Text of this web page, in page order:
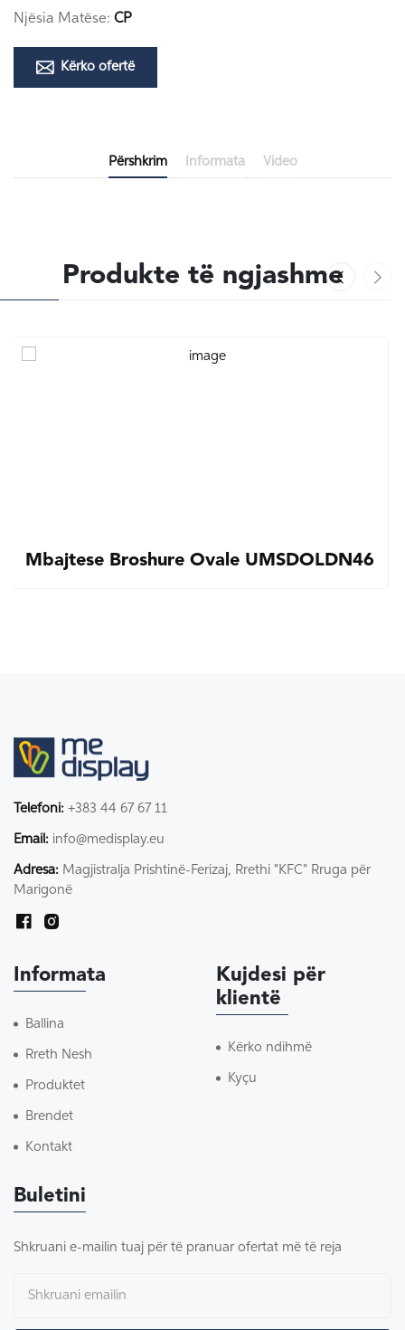
Njësia Matëse: CP
Kërko ofertë
Përshkrim Informata Video
Produkte të ngjashme
Mbajtese Broshure Ovale UMSDOLDN46
Telefoni: +383 44 67 67 11
Email: info@medisplay.eu
Adresa: Magjistralja Prishtinë-Ferizaj, Rrethi "KFC" Rruga për
Marigonë
Informata
Ballina
Rreth Nesh
Produktet
Brendet
Kontakt
Kujdesi për
klientë
Kërko ndihmë
Kyçu
Buletini
Shkruani e-mailin tuaj për të pranuar ofertat më të reja